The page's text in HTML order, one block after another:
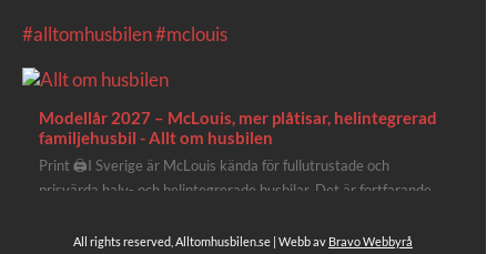
#alltomhusbilen#mclouis
Modellår 2027 – McLouis, mer plåtisar, helintegrerad
familjehusbil - Allt om husbilen
Print 🖨I Sverige är McLouis kända för fullutrustade och
prisvärda halv- och helintegrerade husbilar. Det är fortfarande
plåtisutbud lite extra kärlek med hela 3 nya utrustningsnivåer.
All rights reserved, Alltomhusbilen.se | Webb av Bravo Webbyrå